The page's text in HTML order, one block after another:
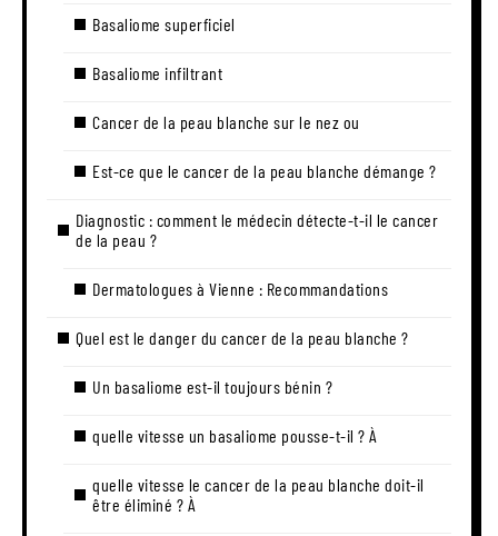
Basaliome superficiel
Basaliome infiltrant
Cancer de la peau blanche sur le nez ou
Est-ce que le cancer de la peau blanche démange ?
Diagnostic : comment le médecin détecte-t-il le cancer
de la peau ?
Dermatologues à Vienne : Recommandations
Quel est le danger du cancer de la peau blanche ?
Un basaliome est-il toujours bénin ?
quelle vitesse un basaliome pousse-t-il ? À
quelle vitesse le cancer de la peau blanche doit-il
être éliminé ? À